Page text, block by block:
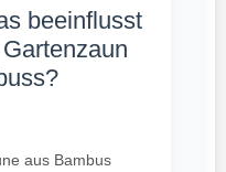
beeinflusst
aus Bambus